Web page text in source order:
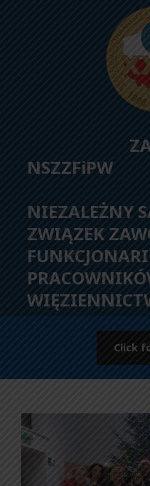
NSZZFiPW
NIEZALEŻNY
ZWIĄZEK
Click